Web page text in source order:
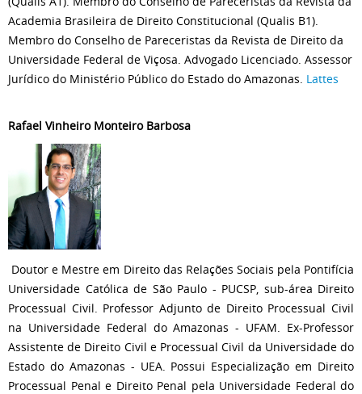
Academia Brasileira de Direito Constitucional (Qualis B1).
Membro do Conselho de Pareceristas da Revista de Direito da
Universidade Federal de Viçosa. Advogado Licenciado. Assessor
Jurídico do Ministério Público do Estado do Amazonas. Lattes
Rafael Vinheiro Monteiro Barbosa
Doutor e Mestre em Direito das Relações Sociais pela Pontifícia
Universidade Católica de São Paulo - PUCSP, sub-área Direito
Processual Civil. Professor Adjunto de Direito Processual Civil
na Universidade Federal do Amazonas - UFAM. Ex-Professor
Assistente de Direito Civil e Processual Civil da Universidade do
Estado do Amazonas - UEA. Possui Especialização em Direito
Processual Penal e Direito Penal pela Universidade Federal do